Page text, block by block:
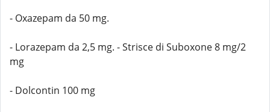
- Oxazepam da 50 mg.
- Lorazepam da 2,5 mg. - Strisce di Suboxone 8 mg/2
mg
- Dolcontin 100 mg